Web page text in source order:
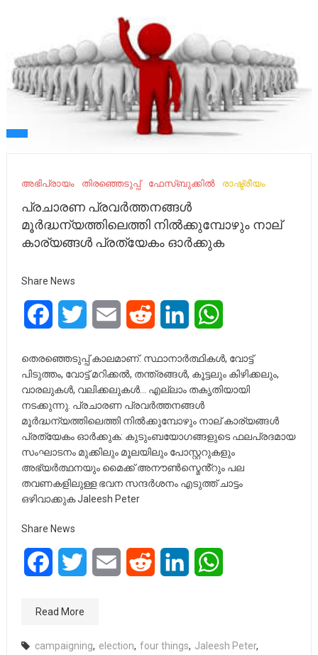
അഭിപ്രായം തിരഞ്ഞെടുപ്പ് ഫേസ്ബുക്കിൽ രാഷ്ട്രീയം
പ്രചാരണ പ്രവർത്തനങ്ങൾ
മൂർദ്ധന്യത്തിലെത്തി നിൽക്കുമ്പോഴും നാല്
കാര്യങ്ങൾ പ്രത്യേകം ഓർക്കുക
Share News
FacebookTwitter Email Reddit LinkedIn
തെരഞ്ഞെടുപ്പ് കാലമാണ്. സ്ഥാനാർത്ഥികൾ, വോട്ട്
പിടുത്തം, വോട്ട് മറിക്കൽ, തന്ത്രങ്ങൾ, കൂട്ടലും കിഴിക്കലും,
വാരലുകൾ, വലിക്കലുകൾ… എല്ലാം തകൃതിയായി
നടക്കുന്നു. പ്രചാരണ പ്രവർത്തനങ്ങൾ
മൂർദ്ധന്യത്തിലെത്തി നിൽക്കുമ്പോഴും നാല് കാര്യങ്ങൾ
പ്രത്യേകം ഓർക്കുക: കുടുംബയോഗങ്ങളുടെ ഫലപ്രദമായ
സംഘാടനം മുക്കിലും മൂലയിലും പോസ്റ്ററുകളും
അഭ്യർത്ഥനയും മൈക്ക് അനൗൺസ്മെൻ്റും പല
തവണകളിലുള്ള ഭവന സന്ദർശനം എടുത്ത് ചാട്ടം
ഒഴിവാക്കുക Jaleesh Peter
Share News
FacebookTwitter Email Reddit LinkedIn
Read More
campaigning, election, four things, Jaleesh Peter,